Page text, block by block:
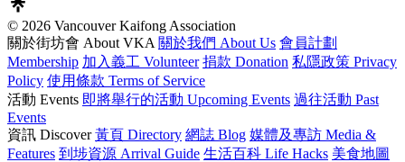
© 2026 Vancouver Kaifong Association
關於街坊會 About VKA 關於我們 About Us 會員計劃
Membership 加入義工 Volunteer 捐款 Donation 私隱政策 Privacy
Policy 使用條款 Terms of Service
活動 Events 即將舉行的活動 Upcoming Events 過往活動 Past
Events
資訊 Discover 黃頁 Directory 網誌 Blog 媒體及專訪 Media &
Features 到埗資源 Arrival Guide 生活百科 Life Hacks 美食地圖